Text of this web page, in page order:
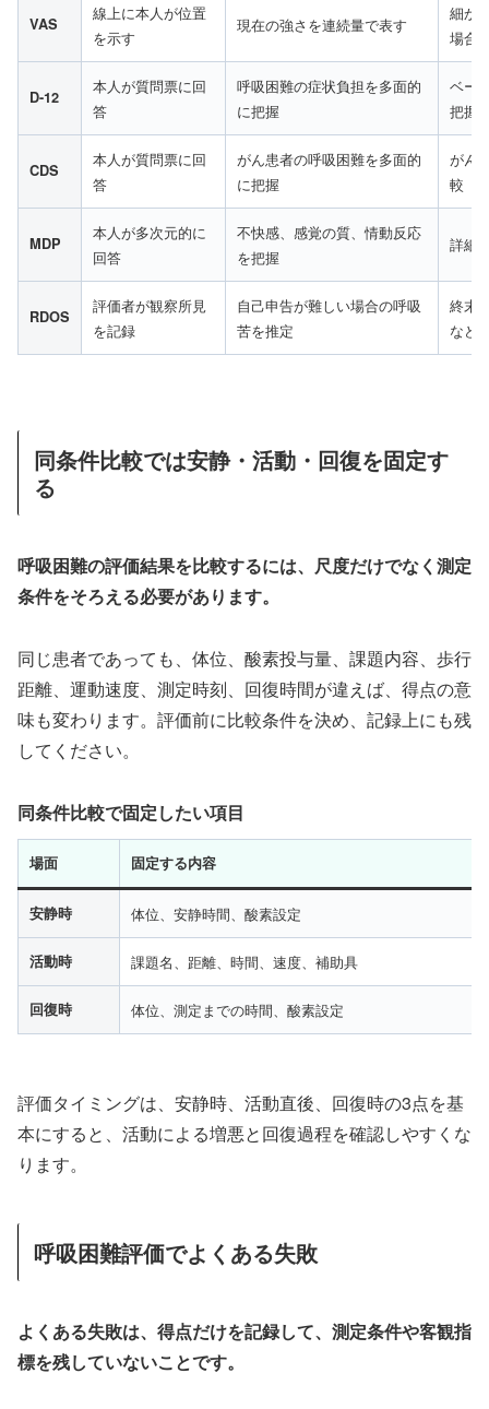
VAS
線上に本人が位置
を示す
現在の強さを連続量で表す
細か
場合
D-12
本人が質問票に回
答
呼吸困難の症状負担を多面的
に把握
ベー
把握
CDS
本人が質問票に回
答
がん患者の呼吸困難を多面的
に把握
がん
較
MDP
本人が多次元的に
回答
不快感、感覚の質、情動反応
を把握
詳細
RDOS
評価者が観察所見
を記録
自己申告が難しい場合の呼吸
苦を推定
終末
など
同条件比較では安静・活動・回復を固定す
る
呼吸困難の評価結果を比較するには、尺度だけでなく測定
条件をそろえる必要があります。
同じ患者であっても、体位、酸素投与量、課題内容、歩行
距離、運動速度、測定時刻、回復時間が違えば、得点の意
味も変わります。評価前に比較条件を決め、記録上にも残
してください。
同条件比較で固定したい項目
場面 固定する内容
安静時 体位、安静時間、酸素設定
活動時 課題名、距離、時間、速度、補助具
回復時 体位、測定までの時間、酸素設定
評価タイミングは、安静時、活動直後、回復時の3点を基
本にすると、活動による増悪と回復過程を確認しやすくな
ります。
呼吸困難評価でよくある失敗
よくある失敗は、得点だけを記録して、測定条件や客観指
標を残していないことです。